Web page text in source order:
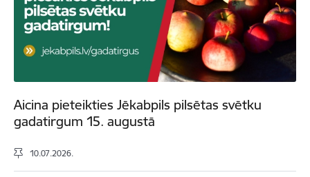
Aicina pieteikties Jēkabpils pilsētas svētku
gadatirgum 15. augustā
10.07.2026.